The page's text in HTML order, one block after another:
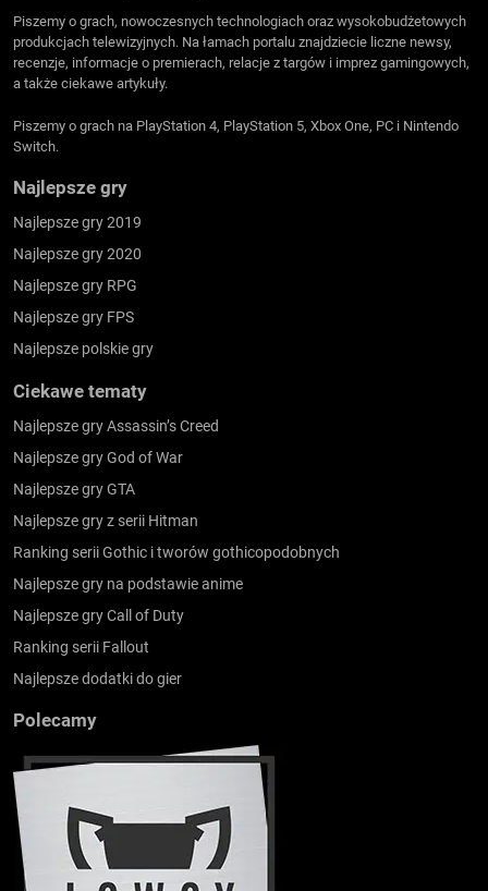
Piszemy o grach, nowoczesnych technologiach oraz wysokobudżetowych
produkcjach telewizyjnych. Na łamach portalu znajdziecie liczne newsy,
recenzje, informacje o premierach, relacje z targów i imprez gamingowych,
a także ciekawe artykuły.
Piszemy o grach na PlayStation 4, PlayStation 5, Xbox One, PC i Nintendo
Switch.
Najlepsze gry
Najlepsze gry 2019
Najlepsze gry 2020
Najlepsze gry RPG
Najlepsze gry FPS
Najlepsze polskie gry
Ciekawe tematy
Najlepsze gry Assassin’s Creed
Najlepsze gry God of War
Najlepsze gry GTA
Najlepsze gry z serii Hitman
Ranking serii Gothic i tworów gothicopodobnych
Najlepsze gry na podstawie anime
Najlepsze gry Call of Duty
Ranking serii Fallout
Najlepsze dodatki do gier
Polecamy